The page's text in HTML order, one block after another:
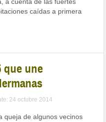
a cuenta de las fuertes
caídas a primera
que une
24 octubre 2014
queja de algunos vecinos